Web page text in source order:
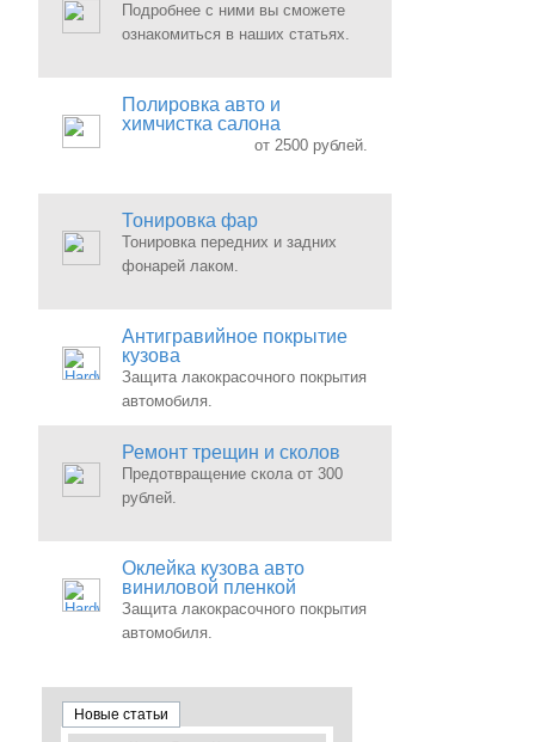
Подробнее с ними вы сможете
ознакомиться в наших статьях.
Полировка авто и
химчистка салона
от 2500 рублей.
Тонировка фар
Тонировка передних и задних
фонарей лаком.
Антигравийное покрытие
кузова
Защита лакокрасочного покрытия
автомобиля.
Ремонт трещин и сколов
Предотвращение скола от 300
рублей.
Оклейка кузова авто
виниловой пленкой
Защита лакокрасочного покрытия
автомобиля.
Новые статьи